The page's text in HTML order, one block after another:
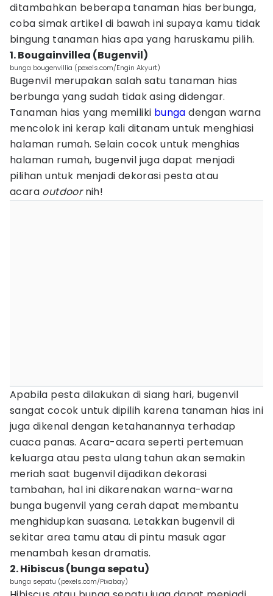
ditambahkan beberapa tanaman hias berbunga,
coba simak artikel di bawah ini supaya kamu tidak
bingung tanaman hias apa yang haruskamu pilih.
1. Bougainvillea (Bugenvil)
bunga bougenvillia (pexels.com/Engin Akyurt)
Bugenvil merupakan salah satu tanaman hias
berbunga yang sudah tidak asing didengar.
Tanaman hias yang memiliki bunga dengan warna
mencolok ini kerap kali ditanam untuk menghiasi
halaman rumah. Selain cocok untuk menghias
halaman rumah, bugenvil juga dapat menjadi
pilihan untuk menjadi dekorasi pesta atau
acara outdoornih!
Apabila pesta dilakukan di siang hari, bugenvil
sangat cocok untuk dipilih karena tanaman hias ini
juga dikenal dengan ketahanannya terhadap
cuaca panas. Acara-acara seperti pertemuan
keluarga atau pesta ulang tahun akan semakin
meriah saat bugenvil dijadikan dekorasi
tambahan, hal ini dikarenakan warna-warna
bunga bugenvil yang cerah dapat membantu
menghidupkan suasana. Letakkan bugenvil di
sekitar area tamu atau di pintu masuk agar
menambah kesan dramatis.
2. Hibiscus (bunga sepatu)
bunga sepatu (pexels.com/Pixabay)